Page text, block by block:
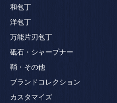
和包丁
洋包丁
万能片刃包丁
砥石・シャープナー
鞘・その他
ブランドコレクション
カスタマイズ